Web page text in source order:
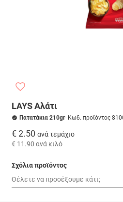
LAYS Αλάτι
Πατατάκια 210gr- Κωδ. προϊόντος
€ 2.50 ανά τεμάχιο
€ 11.90 ανά κιλό
Σχόλια προϊόντος